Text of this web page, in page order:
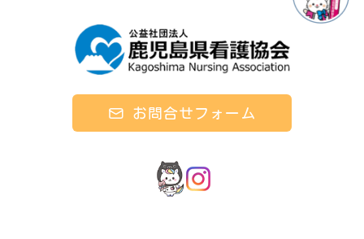
お問合せフォーム